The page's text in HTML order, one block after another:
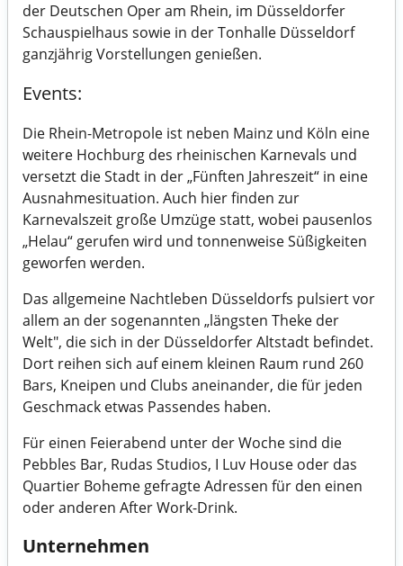
der Deutschen Oper am Rhein, im Düsseldorfer
Schauspielhaus sowie in der Tonhalle Düsseldorf
ganzjährig Vorstellungen genießen.
Events:
Die Rhein-Metropole ist neben Mainz und Köln eine
weitere Hochburg des rheinischen Karnevals und
versetzt die Stadt in der „Fünften Jahreszeit“ in eine
Ausnahmesituation. Auch hier finden zur
Karnevalszeit große Umzüge statt, wobei pausenlos
„Helau“ gerufen wird und tonnenweise Süßigkeiten
geworfen werden.
Das allgemeine Nachtleben Düsseldorfs pulsiert vor
allem an der sogenannten „längsten Theke der
Welt", die sich in der Düsseldorfer Altstadt befindet.
Dort reihen sich auf einem kleinen Raum rund 260
Bars, Kneipen und Clubs aneinander, die für jeden
Geschmack etwas Passendes haben.
Für einen Feierabend unter der Woche sind die
Pebbles Bar, Rudas Studios, I Luv House oder das
Quartier Boheme gefragte Adressen für den einen
oder anderen After Work-Drink.
Unternehmen